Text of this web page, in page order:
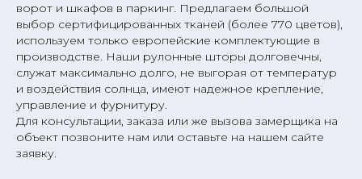
ворот и шкафов в паркинг. Предлагаем большой
выбор сертифицированных тканей (более 770 цветов),
используем только европейские комплектующие в
производстве. Наши рулонные шторы долговечны,
служат максимально долго, не выгорая от температур
и воздействия солнца, имеют надежное крепление,
управление и фурнитуру.
Для консультации, заказа или же вызова замерщика на
объект позвоните нам или оставьте на нашем сайте
заявку.